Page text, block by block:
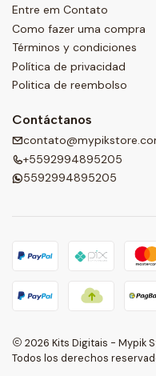
Entre em Contato
Como fazer uma compra
Términos y condiciones
Política de privacidad
Politica de reembolso
Contáctanos
+5592994895205
5592994895205
2026 Kits Digitais - Mypik
Todos los derechos